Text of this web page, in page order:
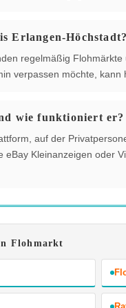
Erlangen-Höchstadt?
regelmäßig
verpassen möchte,
wie funktioniert er?
auf der
Kleinanzeigen oder
Flohmarkt